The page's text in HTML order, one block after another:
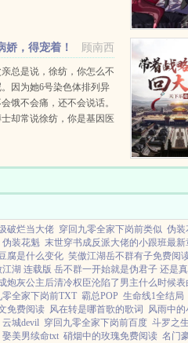
顾南西
娇，得宠着！
总是说，徐纺，你怎么不
因为她6号染色体排列异
饿不会痛，还不会说话。
却常说徐纺，你是基因医
三倍，再生与自愈能力高
破烂当大佬 穿回九零全家下岗前类似 伪装
伪装花魁 末世穿书成反派大佬的小跟班最新
腐是什么变化 笑傲江湖岳不群有子免费阅
江湖 连载版 岳不群一开始就是伪君子 还是
炮灰公主后清冷权臣沦陷了男主什么时候表
零全家下岗前TXT 霸总POP 生命线1全结局
免费阅读 风在转是哪首歌的歌词 风雨中
云城devil 穿回九零全家下岗前百度 斗罗之
娶美男续命txt 硝烟中的玫瑰免费阅读 名门